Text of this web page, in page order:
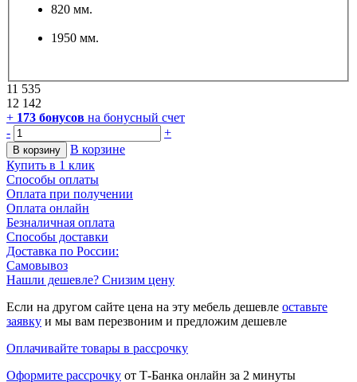
820 мм.
1950 мм.
11 535
12 142
+ 173 бонусов на бонусный счет
-
+
В корзину
В корзине
Купить в 1 клик
Способы оплаты
Оплата при получении
Оплата онлайн
Безналичная оплата
Способы доставки
Доставка по России:
Самовывоз
Нашли дешевле? Снизим цену
Если на другом сайте цена на эту мебель дешевле оставьте
заявку и мы вам перезвоним и предложим дешевле
Оплачивайте товары в рассрочку
Оформите рассрочку от Т-Банка онлайн за 2 минуты